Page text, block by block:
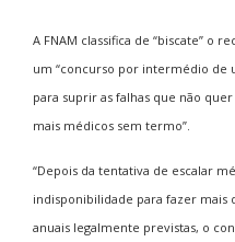
A FNAM classifica de “biscate” o
um “concurso por intermédio de
para suprir as falhas que não
mais médicos sem termo”.
“Depois da tentativa de escalar
indisponibilidade para fazer mais
anuais legalmente previstas, o